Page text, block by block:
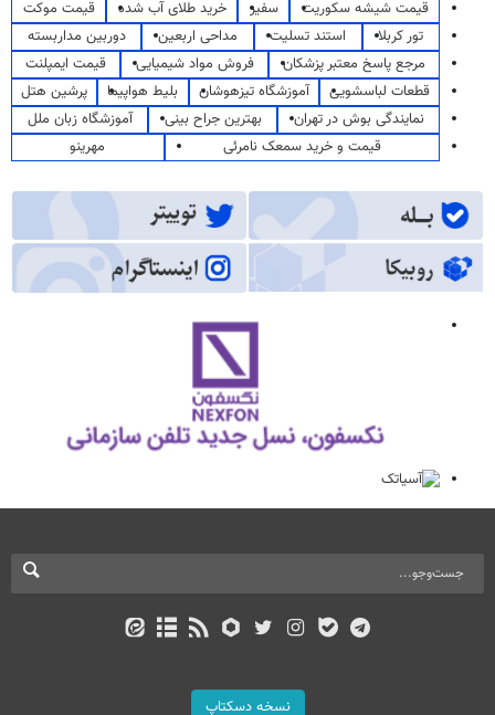
قیمت شیشه سکوریت سفیر خرید طلای آب شده
قیمت موکت
تور کربلا
استند تسلیت مداحی اربعین
دوربین مداربسته
مرجع پاسخ معتبر پزشکان
فروش مواد شیمیایی
قیمت ایمپلنت
قطعات لباسشویی
آموزشگاه تیزهوشان بلیط هواپیما
پرشین هتل
نمایندگی بوش در تهران
بهترین جراح بینی
آموزشگاه زبان ملل
قیمت و خرید سمعک نامرئی
مهرینو
نسخه دسکتاپ